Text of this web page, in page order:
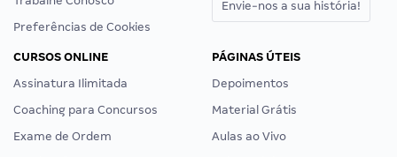
Preferências de Cookies
Envie-nos a sua história!
CURSOS ONLINE
Assinatura Ilimitada
Coaching para Concursos
Exame de Ordem
PÁGINAS ÚTEIS
Depoimentos
Material Grátis
Aulas ao Vivo